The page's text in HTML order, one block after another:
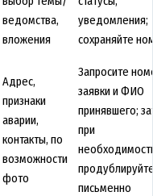
ведомства,
вложения
уведомления;
сохраняйте
Адрес,
признаки
аварии,
контакты, по
возможности
фото
Запросите
заявки и ФИО
принявшего;
при
письменно